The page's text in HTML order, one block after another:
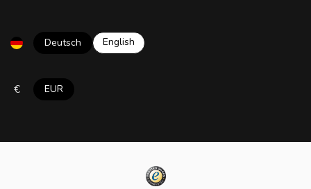
Deutsch English
€ EUR